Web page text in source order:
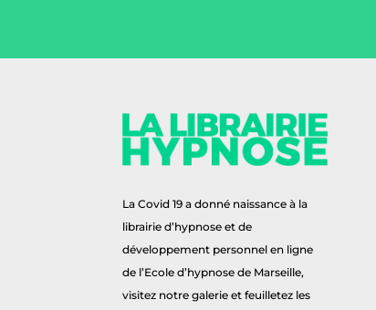
La Covid 19 a donné naissance à la
librairie d’hypnose et de
développement personnel en ligne
de l’Ecole d’hypnose de Marseille,
visitez notre galerie et feuilletez les